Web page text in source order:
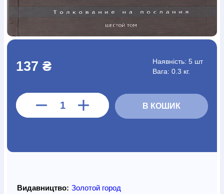
(097) 880-6379
Ми у Facebook
137 ₴ Наявність: 5 шт
Вага: 0.3 кг.
В КОШИК
Видавництво: Золотой город